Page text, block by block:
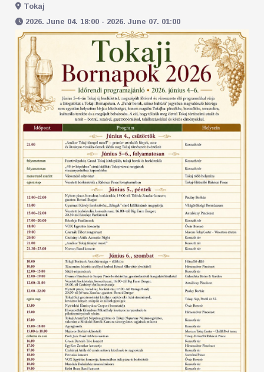
Tokaj
2026. June 04. 18:00 - 2026. June 07. 01:00